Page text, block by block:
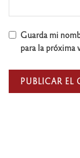
Guarda mi
para la próxima